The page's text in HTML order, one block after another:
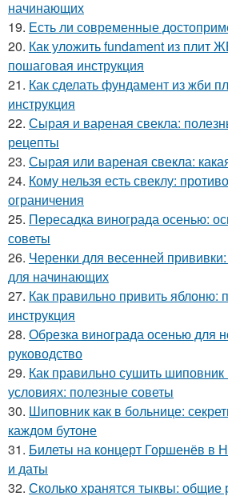
начинающих
19. Есть ли современные
20. Как уложить fundament из плит
пошаговая инструкция
21. Как сделать фундамент из жби
инструкция
22. Сырая и вареная свекла:
рецепты
23. Сырая или вареная свекла:
24. Кому нельзя есть свеклу:
ограничения
25. Пересадка винограда осенью:
советы
26. Черенки для весенней
для начинающих
27. Как правильно привить яблоню:
инструкция
28. Обрезка винограда осенью для
руководство
29. Как правильно сушить
условиях: полезные советы
30. Шиповник как в больнице:
каждом бутоне
31. Билеты на концерт Горшенёв в
и даты
32. Сколько хранятся тыквы: общие